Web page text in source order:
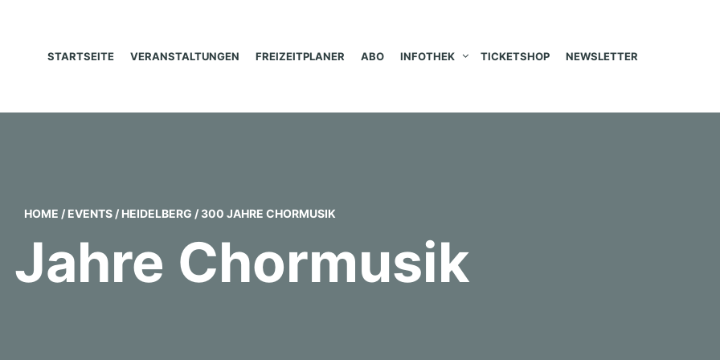
STARTSEITE VERANSTALTUNGEN FREIZEITPLANER ABO INFOTHEK TICKETSHOP NEWSLETTER
HOME / EVENTS / HEIDELBERG / 300 JAHRE CHORMUSIK
Chormusik